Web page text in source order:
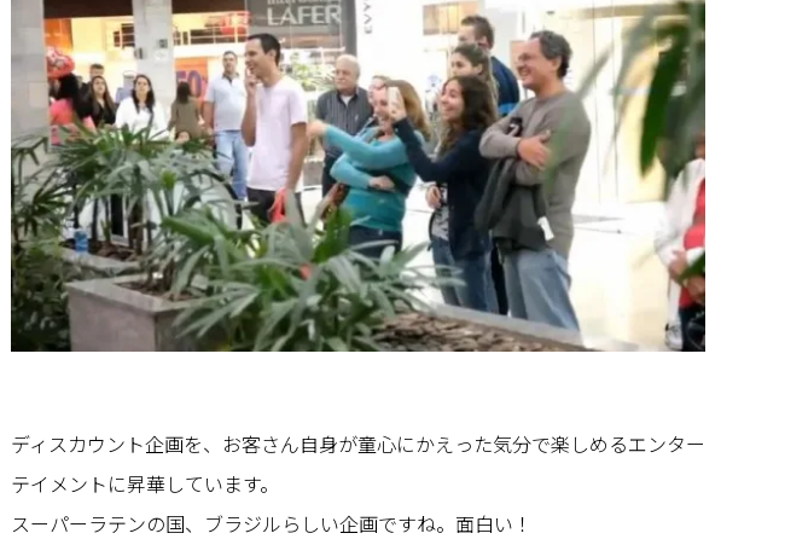
ディスカウント企画を、お客さん自身が童心にかえった気分で楽しめるエンター
テイメントに昇華しています。
スーパーラテンの国、ブラジルらしい企画ですね。面白い！